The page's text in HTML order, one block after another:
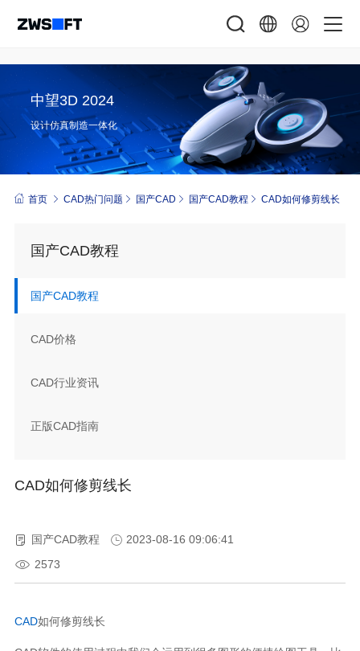
中望3D 2024
设计仿真制造一体化
首页 CAD热门问题 国产CAD 国产CAD教程 CAD如何修剪线长
国产CAD教程
国产CAD教程
CAD价格
CAD行业资讯
正版CAD指南
CAD如何修剪线长
国产CAD教程
2023-08-16 09:06:41
2573
CAD如何修剪线长